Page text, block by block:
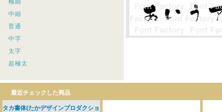
極細
中細
普通
中字
太字
超極太
最近チェックした商品
タカ書体(たかデザインプロダクショ